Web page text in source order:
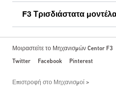
F3 Τρισδιάστατα
Μοιραστείτε το Μηχανισμών Centor F3
Twitter
Facebook Pinterest
Επιστροφή στο Μηχανισμοί